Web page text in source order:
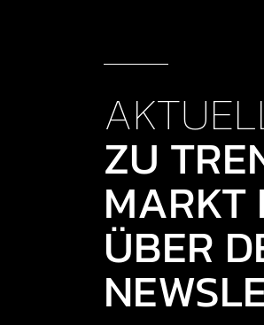
ZU
MARKT
ÜBER